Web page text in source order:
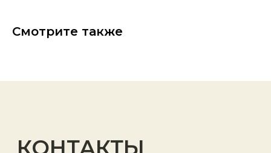
Смотрите также